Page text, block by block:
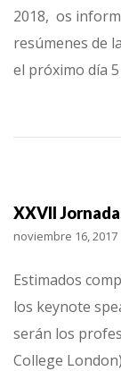
2018, os
resúmenes de
el próximo día
XXVII
noviembre 16, 2017
Estimados
los keynote
serán los
College